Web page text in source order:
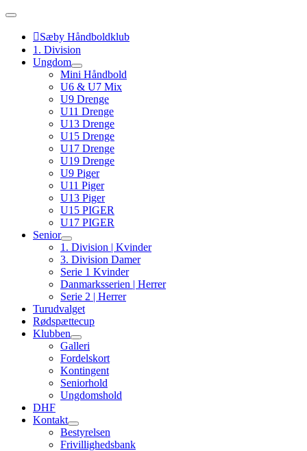
Skip
content Sæby Håndboldklub
1. Division
Ungdom
Mini Håndbold
U6 & U7 Mix
U9 Drenge
U11 Drenge
U13 Drenge
U15 Drenge
U17 Drenge
U19 Drenge
U9 Piger
U11 Piger
U13 Piger
U15 PIGER
U17 PIGER
Senior
1. Division | Kvinder
3. Division Damer
Serie 1 Kvinder
Danmarksserien | Herrer
Serie 2 | Herrer
Turudvalget
Rødspættecup
Klubben
Galleri
Fordelskort
Kontingent
Seniorhold
Ungdomshold
DHF
Kontakt
Bestyrelsen
Frivillighedsbank